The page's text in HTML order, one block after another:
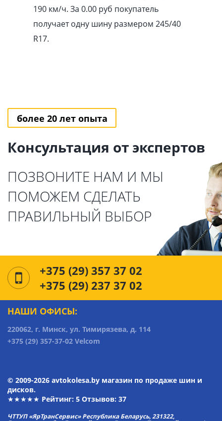
190 км/ч. За 0.00 pуб покупатель
получает одну шину размером 245/40
R17.
более 20 лет опыта
Консультация от экспертов
ПОЗВОНИТЕ НАМ И МЫ
ПОМОЖЕМ СДЕЛАТЬ
ПРАВИЛЬНЫЙ ВЫБОР
+375 (29) 357 37 02
+375 (29) 237 37 02
НАШИ ОФИСЫ:
220062, г. Минск, ул. Тимирязева, д. 114
+375 (29) 357-37-02 Velcom
© 2009-2026 avtokolesa.by магазин по продаже шин и
дисков.
★★★★★ Рейтинг: 5 Отзывов: 37
ЧТТУП «ЯрТранСервис» Республика Беларусь, 231322,